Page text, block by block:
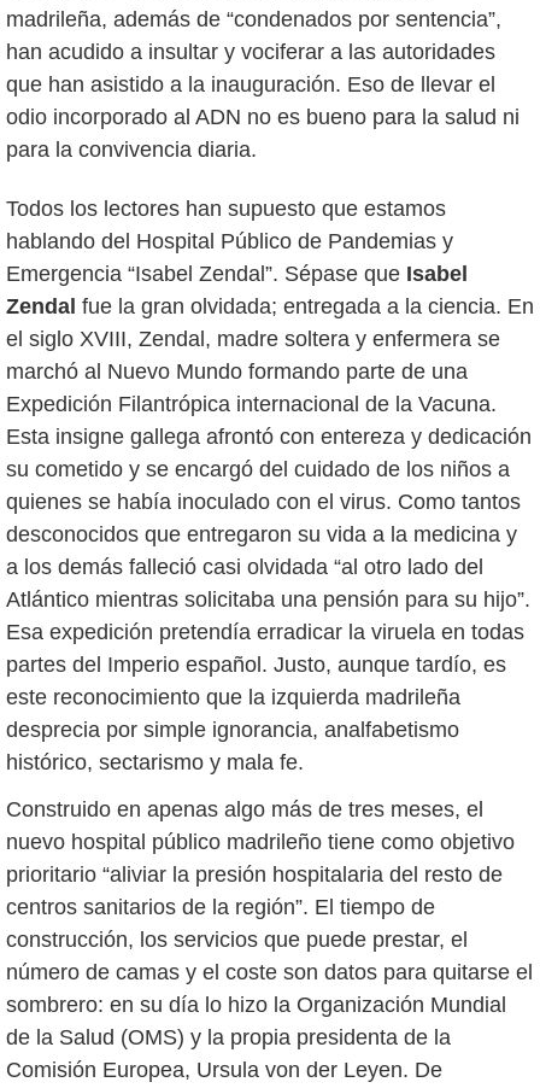
madrileña, además de “condenados por sentencia”,
han acudido a insultar y vociferar a las autoridades
que han asistido a la inauguración. Eso de llevar el
odio incorporado al ADN no es bueno para la salud ni
para la convivencia diaria.
Todos los lectores han supuesto que estamos
hablando del Hospital Público de Pandemias y
Emergencia “Isabel Zendal”. Sépase que Isabel
Zendal fue la gran olvidada; entregada a la ciencia. En
el siglo XVIII, Zendal, madre soltera y enfermera se
marchó al Nuevo Mundo formando parte de una
Expedición Filantrópica internacional de la Vacuna.
Esta insigne gallega afrontó con entereza y dedicación
su cometido y se encargó del cuidado de los niños a
quienes se había inoculado con el virus. Como tantos
desconocidos que entregaron su vida a la medicina y
a los demás falleció casi olvidada “al otro lado del
Atlántico mientras solicitaba una pensión para su hijo”.
Esa expedición pretendía erradicar la viruela en todas
partes del Imperio español. Justo, aunque tardío, es
este reconocimiento que la izquierda madrileña
desprecia por simple ignorancia, analfabetismo
histórico, sectarismo y mala fe.
Construido en apenas algo más de tres meses, el
nuevo hospital público madrileño tiene como objetivo
prioritario “aliviar la presión hospitalaria del resto de
centros sanitarios de la región”. El tiempo de
construcción, los servicios que puede prestar, el
número de camas y el coste son datos para quitarse el
sombrero: en su día lo hizo la Organización Mundial
de la Salud (OMS) y la propia presidenta de la
Comisión Europea, Ursula von der Leyen. De